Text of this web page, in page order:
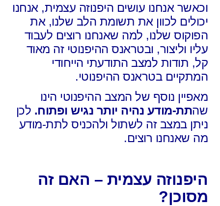
וכאשר אנחנו עושים היפנוזה עצמית, אנחנו
יכולים לכוון את תשומת הלב שלנו, את
הפוקוס שלנו, למה שאנחנו רוצים לעבוד
עליו וליצור, ובטראנס ההיפנוטי זה מאוד
קל, תודות למצב התודעתי הייחודי
המתקיים בטראנס ההיפנוטי.
מאפיין נוסף של המצב ההיפנוטי הינו
שהתת-מודע נהיה יותר נגיש ופתוח. לכן
ניתן במצב זה לשתול ולהכניס לתת-מודע
מה שאנחנו רוצים.
היפנוזה עצמית – האם זה
מסוכן?